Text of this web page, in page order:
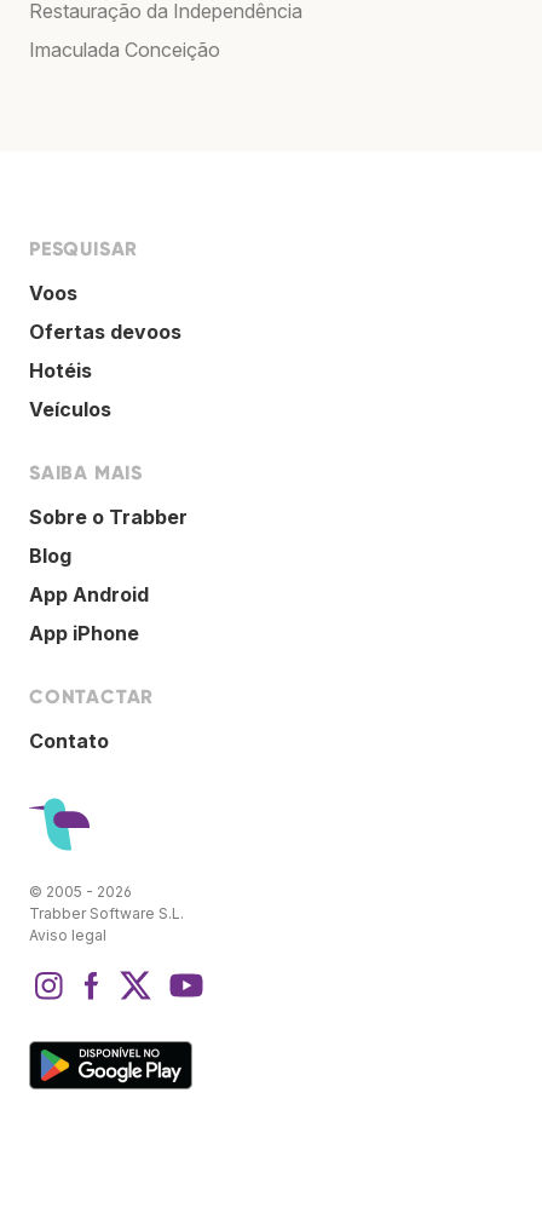
Restauração da Independência
Imaculada Conceição
PESQUISAR
Voos
Ofertas devoos
Hotéis
Veículos
SAIBA MAIS
Sobre o Trabber
Blog
App Android
App iPhone
CONTACTAR
Contato
© 2005 - 2026
Trabber Software S.L.
Aviso legal